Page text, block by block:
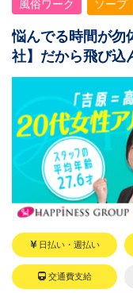
風俗ワーク ソープ
悩んでる時間が勿
社】だから飛び込
日払い・週払い
交通費支給